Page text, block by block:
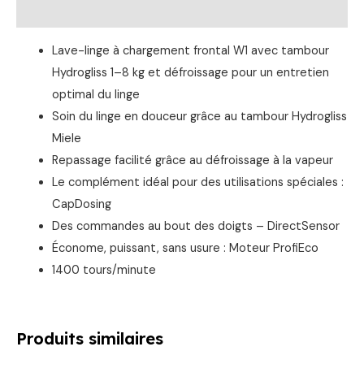
Lave-linge à chargement frontal W1 avec tambour
Hydrogliss 1–8 kg et défroissage pour un entretien
optimal du linge
Soin du linge en douceur grâce au tambour Hydrogliss
Miele
Repassage facilité grâce au défroissage à la vapeur
Le complément idéal pour des utilisations spéciales :
CapDosing
Des commandes au bout des doigts – DirectSensor
Économe, puissant, sans usure : Moteur ProfiEco
1400 tours/minute
Produits similaires